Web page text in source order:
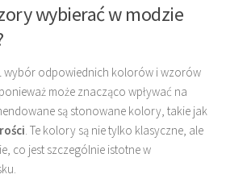
wybierać w modzie
wybór odpowiednich kolorów i wzorów
może znacząco wpływać na
są stonowane kolory, takie jak
. Te kolory są nie tylko klasyczne, ale
co jest szczególnie istotne w